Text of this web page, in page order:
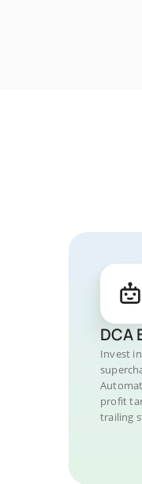
DCA
Invest
profit
trailing